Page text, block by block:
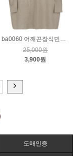
ba0060 어깨끈장식민소매니트_베이지
25,000원
3,900원
도매인증